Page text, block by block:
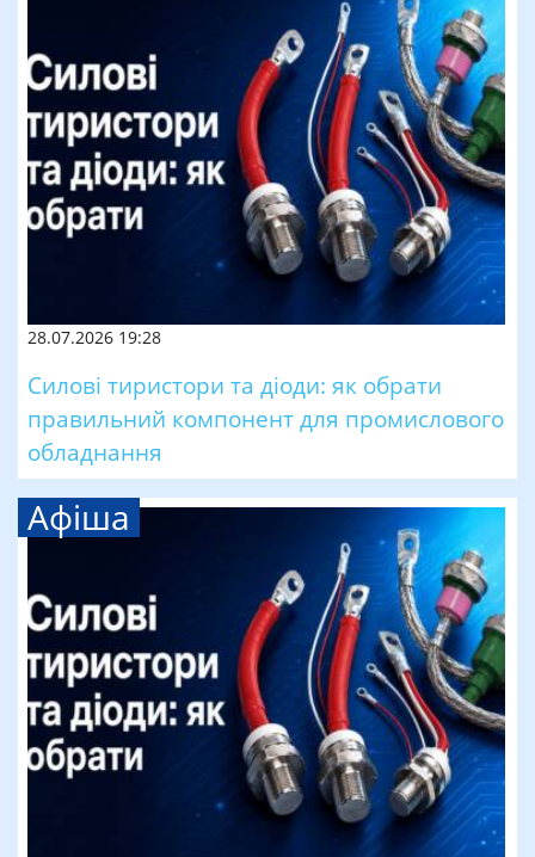
28.07.2026 19:28
Силові тиристори та діоди: як обрати
правильний компонент для промислового
обладнання
Афіша